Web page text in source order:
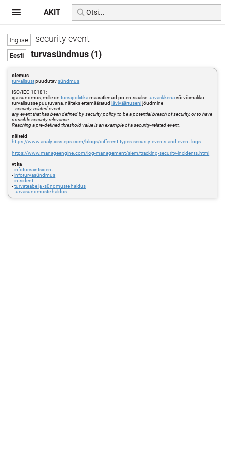
security event
turvasündmus (1)
olemus
turvalisustpuudutavsündmus
ISO/IEC 10181:
iga sündmus, mille onturvapoliitikamääratlenud potentsiaalseturvarikkenavõi võimaliku
turvalisusse puutuvana, näiteks ettemääratud läviväärtusenijõudmine
=security-related event
any event that has been defined by security policy to be a potential breach of security, or to have
possible security relevance
Reaching a pre-defined threshold value is an example of a security-related event.
näiteid
https://www.analyticssteps.com/blogs/different-types-security-events-and-event-logs
https://www.manageengine.com/log-management/siem/tracking-security-incidents.html
vt ka
-infoturvaintsident
-infoturvasündmus
-intsident
-turvateabe ja -sündmuste haldus
-turvasündmuste haldus
AKIT